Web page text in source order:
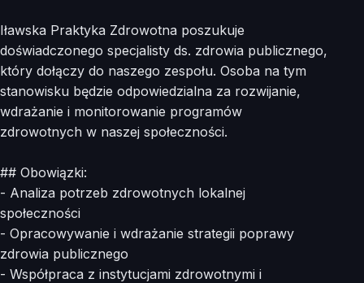
Iławska Praktyka Zdrowotna poszukuje
doświadczonego specjalisty ds. zdrowia publicznego,
który dołączy do naszego zespołu. Osoba na tym
stanowisku będzie odpowiedzialna za rozwijanie,
wdrażanie i monitorowanie programów
zdrowotnych w naszej społeczności.
## Obowiązki:
- Analiza potrzeb zdrowotnych lokalnej
społeczności
- Opracowywanie i wdrażanie strategii poprawy
zdrowia publicznego
- Współpraca z instytucjami zdrowotnymi i